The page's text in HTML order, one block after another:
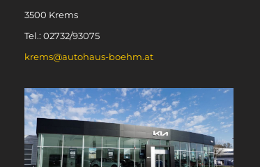
3500 Krems
Tel.: 02732/93075
krems@autohaus-boehm.at